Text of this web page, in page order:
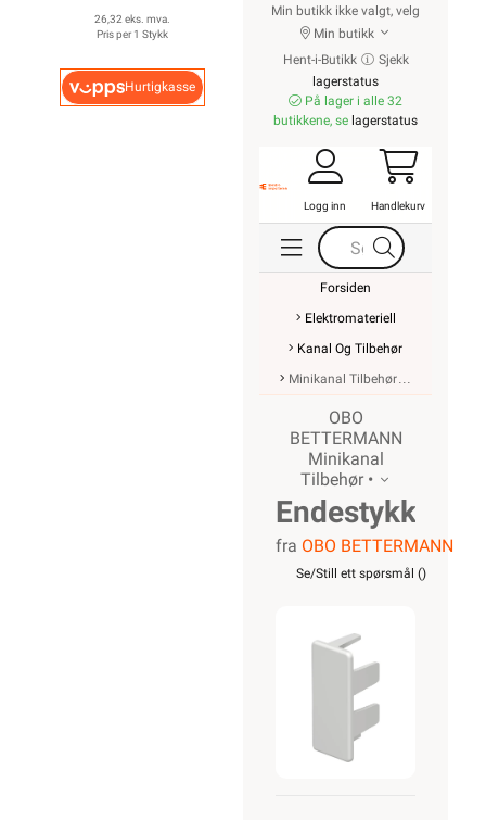
26,32 eks. mva.
Pris per 1 Stykk
Hurtigkasse
Min butikk ikke valgt, velg
Min butikk
Hent-i-Butikk
Sjekk
lagerstatus
På lager i alle 32
butikkene, se lagerstatus
Logg inn Handlekurv
Forsiden
Elektromateriell
Kanal Og Tilbehør
Minikanal Tilbehør
OBO
BETTERMANN
Minikanal
Tilbehør •
Endestykke
for Kanal
fra OBO BETTERMANN
Se/Still ett spørsmål ()